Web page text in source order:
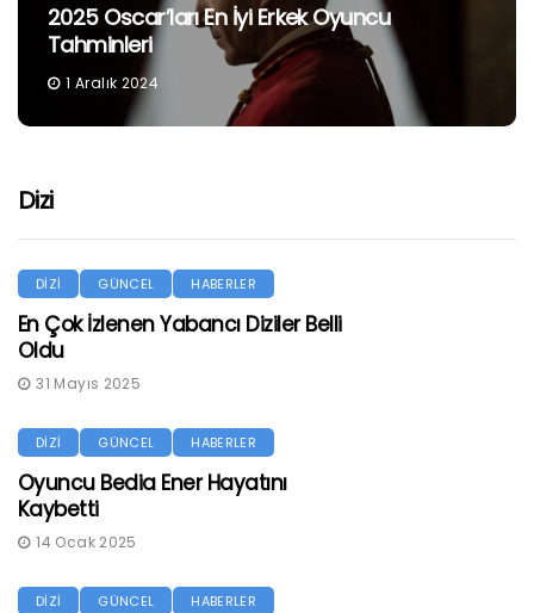
2025 Oscar’ları En İyi Erkek Oyuncu
Tahminleri
1 Aralık 2024
Dizi
DİZİ GÜNCEL HABERLER
En Çok İzlenen Yabancı Diziler Belli
Oldu
31 Mayıs 2025
DİZİ GÜNCEL HABERLER
Oyuncu Bedia Ener Hayatını
Kaybetti
14 Ocak 2025
DİZİ GÜNCEL HABERLER